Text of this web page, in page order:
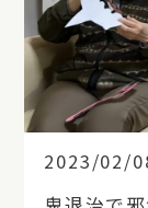
2023/02/